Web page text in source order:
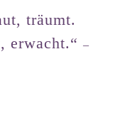
träumt.
erwacht.“–